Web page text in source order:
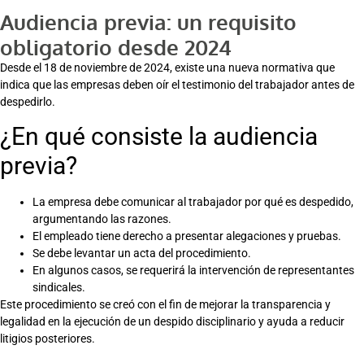
Audiencia previa: un requisito
obligatorio desde 2024
Desde el 18 de noviembre de 2024, existe una nueva normativa que
indica que las empresas deben oír el testimonio del trabajador antes de
despedirlo.
¿En qué consiste la audiencia
previa?
La empresa debe comunicar al trabajador por qué es despedido,
argumentando las razones.
El empleado tiene derecho a presentar alegaciones y pruebas.
Se debe levantar un acta del procedimiento.
En algunos casos, se requerirá la intervención de representantes
sindicales.
Este procedimiento se creó con el fin de mejorar la transparencia y
legalidad en la ejecución de un despido disciplinario y ayuda a reducir
litigios posteriores.